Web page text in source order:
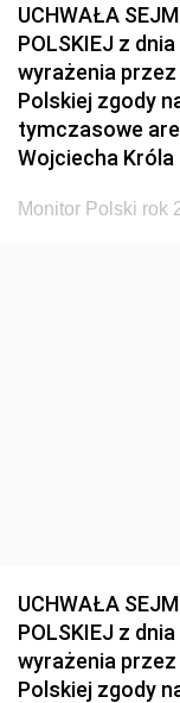
UCHWAŁA
POLSKIEJ z
wyrażenia
Polskiej zgody
tymczasowe
Wojciecha Króla
Monitor Polski rok
UCHWAŁA
POLSKIEJ z
wyrażenia
Polskiej zgody